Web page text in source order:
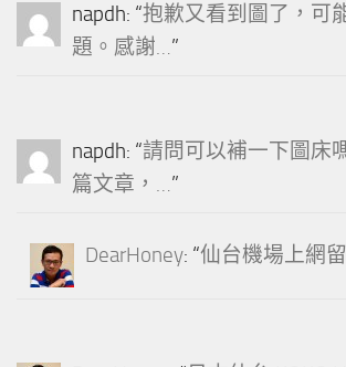
napdh: “抱歉又看到圖了，可
題。感謝…”
napdh: “請問可以補一下圖床
篇文章，…”
DearHoney: “仙台機場上網